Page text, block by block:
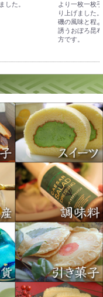
した。
より一枚一枚
り上げました
磯の風味と程
誘うおぼろ昆
方です。